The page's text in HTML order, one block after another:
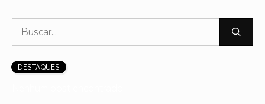
Pesquisar
DESTAQUES